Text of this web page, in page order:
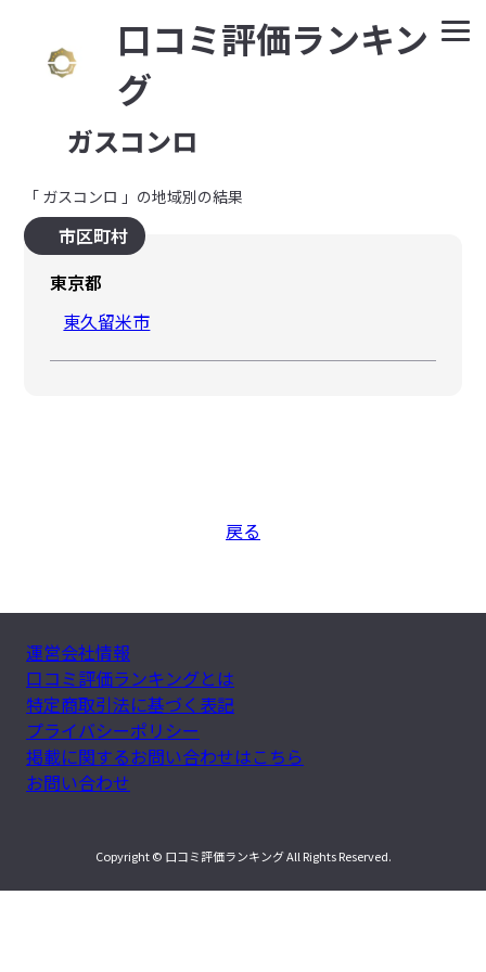
⼝コミ評価ランキン
グ
ガスコンロ
「 ガスコンロ 」の地域別の結果
市区町村
東京都
東久留米市
戻る
運営会社情報
口コミ評価ランキングとは
特定商取引法に基づく表記
プライバシーポリシー
掲載に関するお問い合わせはこちら
お問い合わせ
Copyright © 口コミ評価ランキング All Rights Reserved.